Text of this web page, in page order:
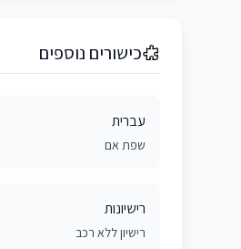
כישורים נוספים
עברית
שפת אם
רישיונות
רישיון ללא רכב